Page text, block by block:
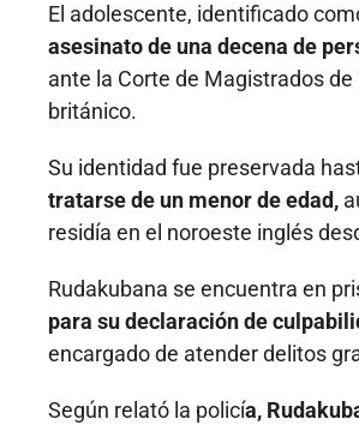
El adolescente, identificado
asesinato de una decena de
ante la Corte de Magistrados
británico.
Su identidad fue preservada
tratarse de un menor de edad,
residía en el noroeste inglés
Rudakubana se encuentra en
para su declaración de
encargado de atender delitos
Según relató la policía,